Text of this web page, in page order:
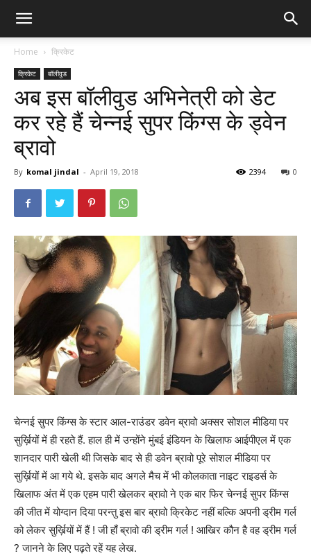
Home क्रिकेट
क्रिकेट बॉलीवुड
अब इस बॉलीवुड अभिनेत्री को डेट
कर रहे हैं चेन्नई सुपर किंग्स के ड्वेन
ब्रावो
By komal jindal - April 19, 2018 0
2394
चेन्नई सुपर किंग्स के स्टार आल-राउंडर डवेन ब्रावो अक्सर सोशल मीडिया पर
सुर्ख़ियों में ही रहते हैं. हाल ही में उन्होंने मुंबई इंडियन के खिलाफ आईपीएल में एक
शानदार पारी खेली थी जिसके बाद से ही डवेन ब्रावो पूरे सोशल मीडिया पर
सुर्ख़ियों में आ गये थे. इसके बाद अगले मैच में भी कोलकाता नाइट राइडर्स के
खिलाफ अंत में एक एहम पारी खेलकर ब्रावो ने एक बार फिर चेन्नई सुपर किंग्स
की जीत में योग्दान दिया परन्तु इस बार ब्रावो क्रिकेट नहीं बल्कि अपनी ड्रीम गर्ल
को लेकर सुर्ख़ियों में हैं ! जी हाँ ब्रावो की ड्रीम गर्ल ! आखिर कौन है वह ड्रीम गर्ल
? जानने के लिए पढ़ते रहें यह लेख.